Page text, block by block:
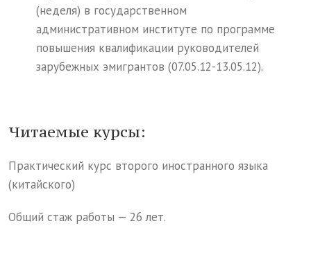
(неделя) в государственном
административном институте по программе
повышения квалификации руководителей
зарубежных эмигрантов (07.05.12-13.05.12).
Читаемые курсы:
Практический курс второго иностранного языка
(китайского)
Общий стаж работы — 26 лет.